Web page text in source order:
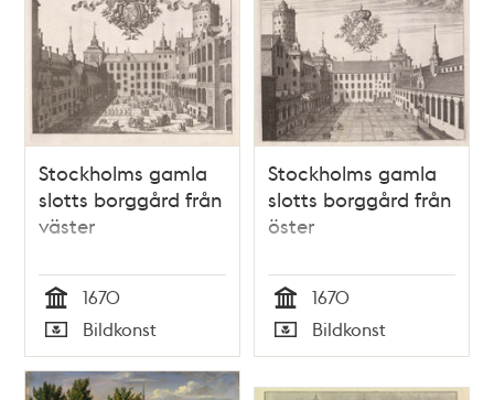
Stockholms gamla
slotts borggård från
väster
Tid
1670
Typ
Bildkonst
Stockholms gamla
slotts borggård från
öster
Tid
1670
Typ
Bildkonst